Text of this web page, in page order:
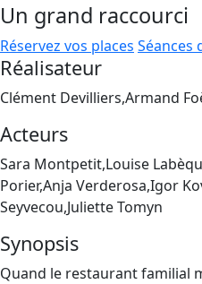
Un grand raccourci
Réservez vos places Séances
Réalisateur
Clément Devilliers,Armand
Acteurs
Sara Montpetit,Louise
Porier,Anja Verderosa,Igor
Seyvecou,Juliette Tomyn
Synopsis
Quand le restaurant familial